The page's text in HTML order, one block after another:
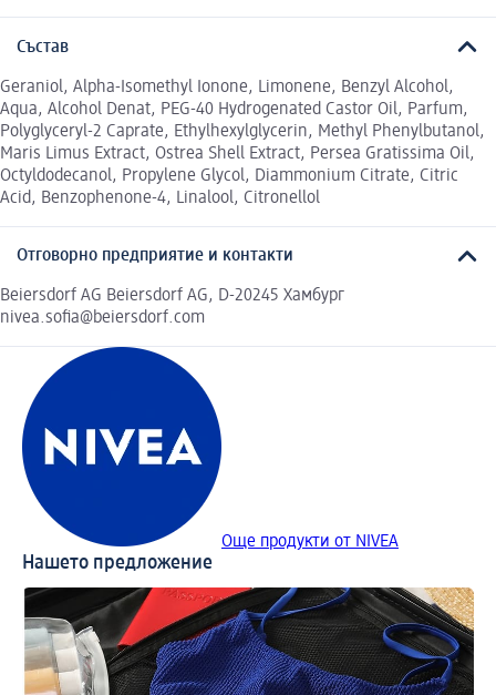
Състав
Geraniol, Alpha-Isomethyl Ionone, Limonene, Benzyl Alcohol,
Aqua, Alcohol Denat, PEG-40 Hydrogenated Castor Oil, Parfum,
Polyglyceryl-2 Caprate, Ethylhexylglycerin, Methyl Phenylbutanol,
Maris Limus Extract, Ostrea Shell Extract, Persea Gratissima Oil,
Octyldodecanol, Propylene Glycol, Diammonium Citrate, Citric
Acid, Benzophenone-4, Linalool, Citronellol
Отговорно предприятие и контакти
Beiersdorf AG Beiersdorf AG, D-20245 Хамбург
nivea.sofia@beiersdorf.com
Още продукти от NIVEA
Нашето предложение